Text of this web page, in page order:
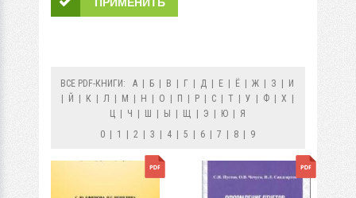
ВСЕ PDF-КНИГИ: А Б В Г Д Е Ё Ж З
И
Й К Л М Н О П Р С Т У Ф Х
Ц
Ч Ш Ы Щ Э Ю
Я
0
1 2 3 4 5 6 7 8 9